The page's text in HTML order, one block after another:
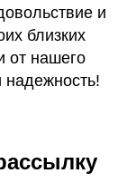
и
близких
от нашего
надежность!